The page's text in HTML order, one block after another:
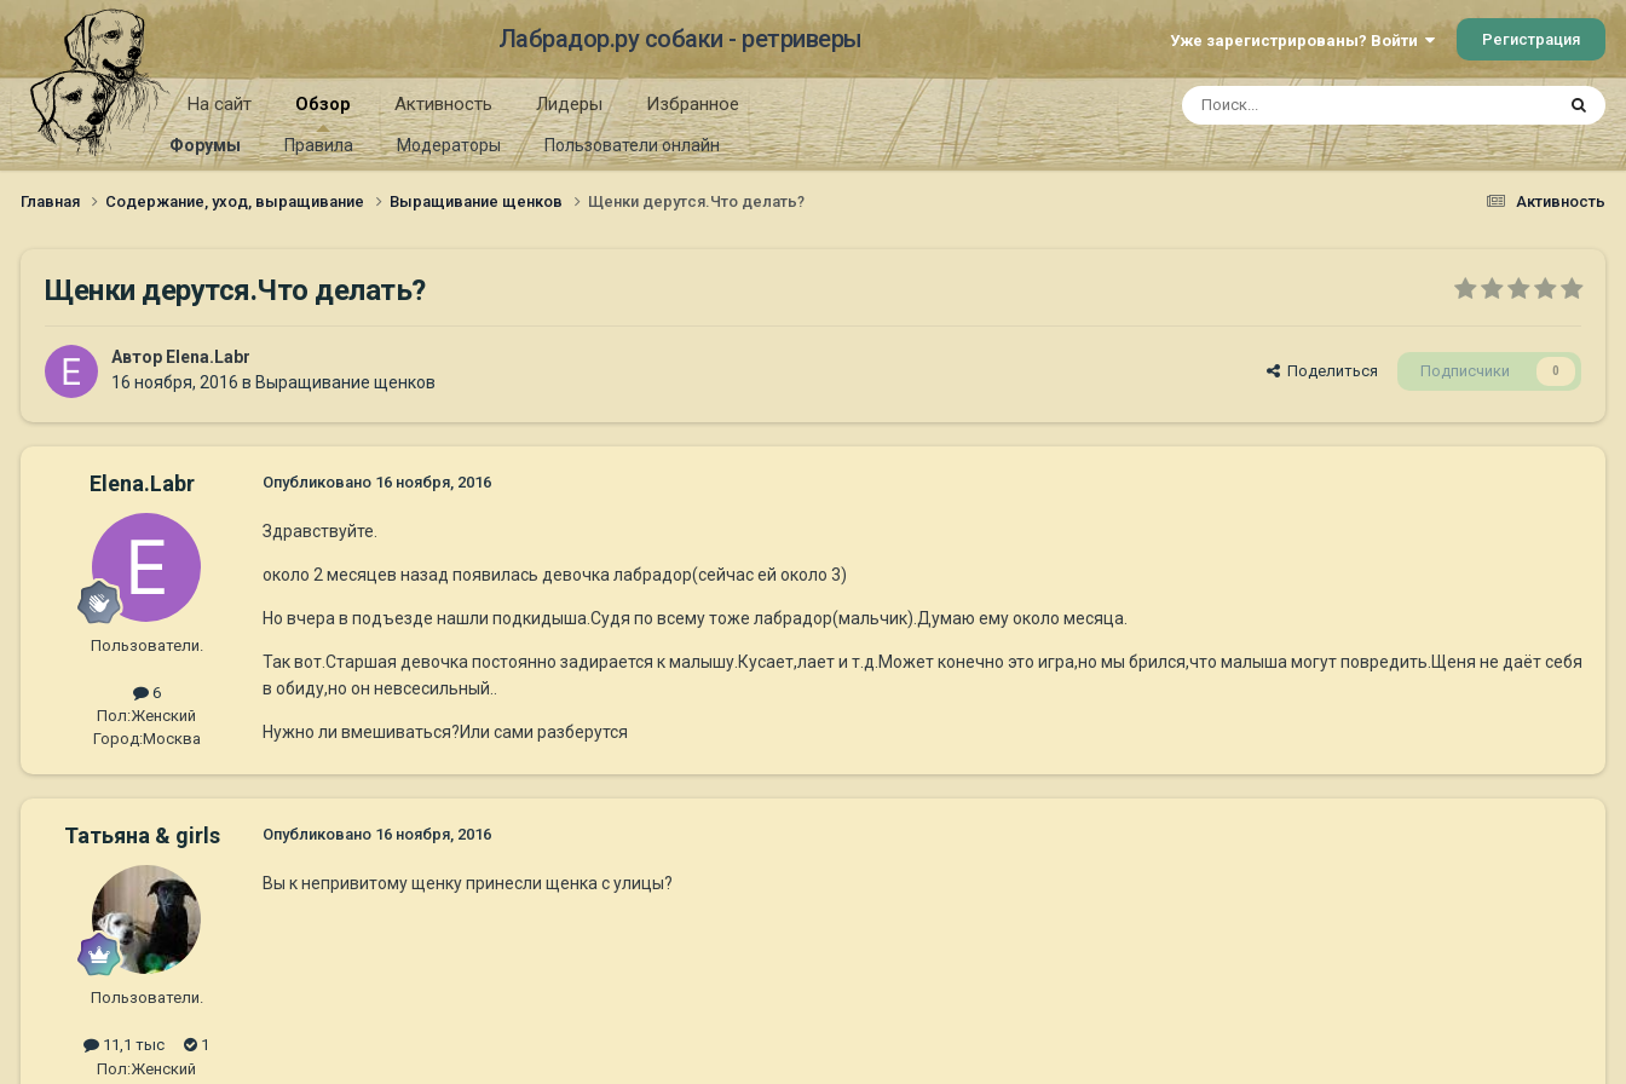
Лабрадор.ру собаки - ретриверы Уже зарегистрированы? Войти Регистрация
На сайт Обзор
Форумы Правила Модераторы Пользователи онлайн
Активность Лидеры Избранное
Активность
Главная Содержание, уход, выращивание Выращивание щенков Щенки дерутся.Что делать?
Щенки дерутся.Что делать?
Автор Elena.Labr
16 ноября, 2016 в Выращивание щенков
Поделиться Подписчики 0
Elena.Labr
Пользователи.
6
Пол:Женский
Город:Москва
Опубликовано 16 ноября, 2016
Здравствуйте.
около 2 месяцев назад появилась девочка лабрадор(сейчас ей около 3)
Но вчера в подъезде нашли подкидыша.Судя по всему тоже лабрадор(мальчик).Думаю ему около месяца.
Так вот.Старшая девочка постоянно задирается к малышу.Кусает,лает и т.д.Может конечно это игра,но мы брился,что малыша могут повредить.Щеня не даёт себя
в обиду,но он невсесильный..
Нужно ли вмешиваться?Или сами разберутся
Татьяна & girls
Пользователи.
11,1 тыс
1
Пол:Женский
Опубликовано 16 ноября, 2016
Вы к непривитому щенку принесли щенка с улицы?